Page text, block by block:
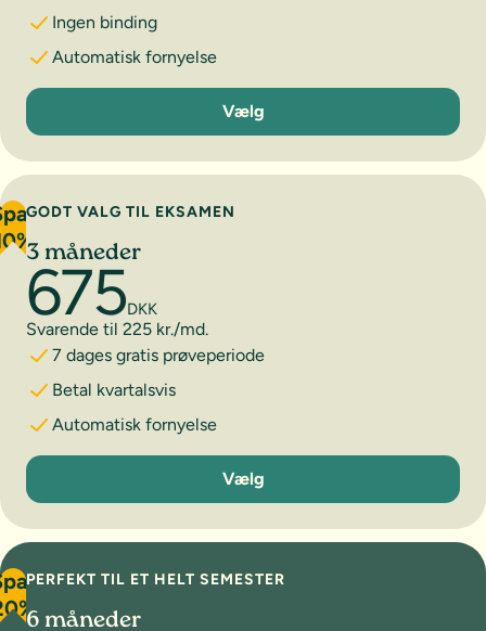
Ingen binding
Automatisk fornyelse
1 måned
Vælg
GODT VALG TIL EKSAMEN
3 måneder
675DKK
Svarende til 225 kr./md.
7 dages gratis prøveperiode
Betal kvartalsvis
Automatisk fornyelse
3 måneder
Vælg
PERFEKT TIL ET HELT SEMESTER
6 måneder